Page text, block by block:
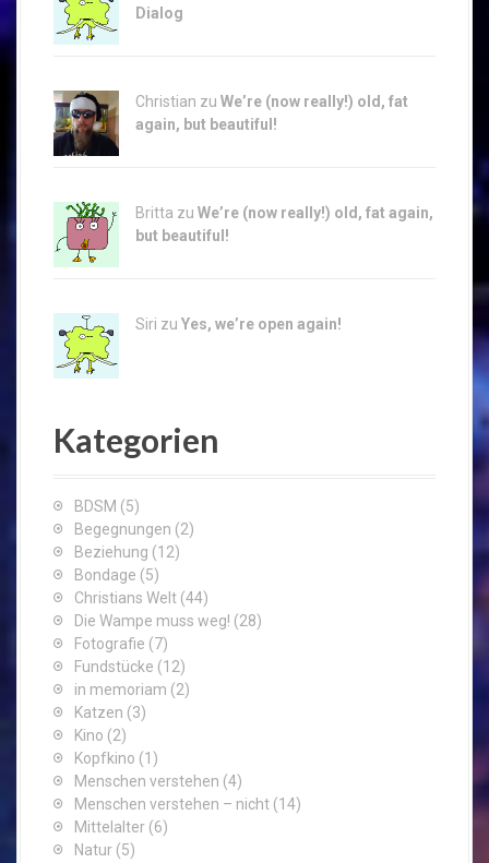
Dialog
Christian zu We’re (now really!) old, fat
again, but beautiful!
Britta zu We’re (now really!) old, fat again,
but beautiful!
Siri zu Yes, we’re open again!
Kategorien
BDSM (5)
Begegnungen (2)
Beziehung (12)
Bondage (5)
Christians Welt (44)
Die Wampe muss weg! (28)
Fotografie (7)
Fundstücke (12)
in memoriam (2)
Katzen (3)
Kino (2)
Kopfkino (1)
Menschen verstehen (4)
Menschen verstehen – nicht (14)
Mittelalter (6)
Natur (5)